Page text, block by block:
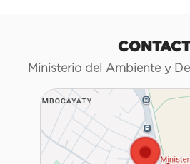
Ministerio del Ambiente y